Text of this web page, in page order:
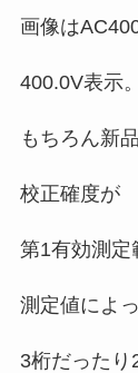
画像は
400.0V表示。
もちろん新
校正確度が
第1有効測
測定値によ
3桁だったり